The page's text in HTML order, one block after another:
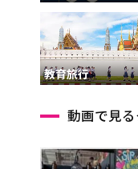
教育旅行
動画で見